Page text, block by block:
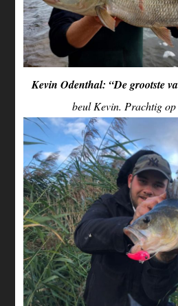
Kevin Odenthal: “De grootste
beul Kevin. Prachtig op